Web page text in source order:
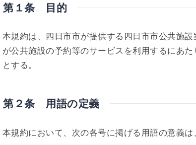
第１条 目的
本規約は、四日市市が提供する四日市市公共施
が公共施設の予約等のサービスを利用するにあ
とする。
第２条 用語の定義
本規約において、次の各号に掲げる用語の意義は